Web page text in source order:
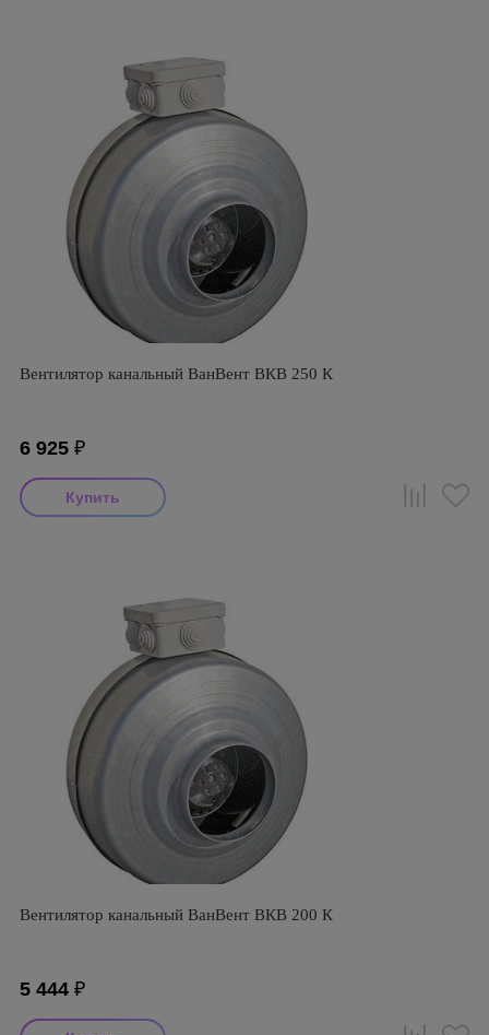
Вентилятор канальный ВанВент ВКВ 250 К
6 925 ₽
Вентилятор канальный ВанВент ВКВ 200 К
5 444 ₽